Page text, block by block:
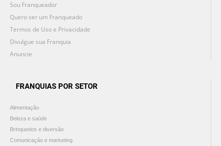
Sou Franqueador
Quero ser um Franqueado
Termos de Uso e Privacidade
Divulgue sua Franquia
Anuncie
FRANQUIAS POR SETOR
Alimentação
Beleza e saúde
Brinquedos e diversão
Comunicação e marketing